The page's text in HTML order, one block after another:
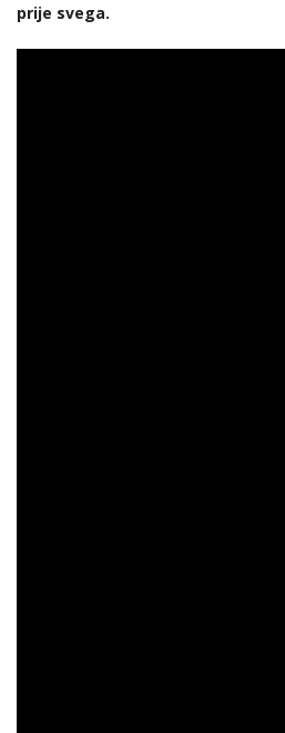
prije svega.